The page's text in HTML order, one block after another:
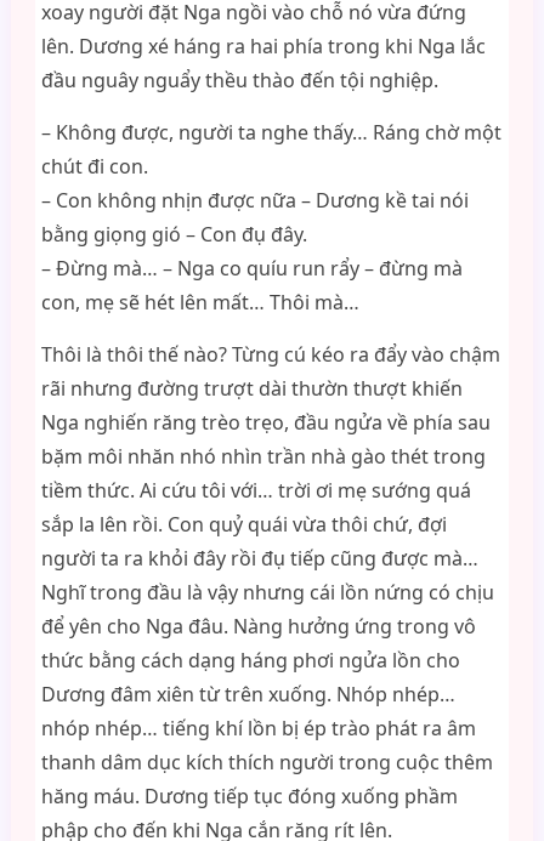
xoay người đặt Nga ngồi vào chỗ nó vừa đứng
lên. Dương xé háng ra hai phía trong khi Nga lắc
đầu nguây nguẩy thều thào đến tội nghiệp.
– Không được, người ta nghe thấy… Ráng chờ một
chút đi con.
– Con không nhịn được nữa – Dương kề tai nói
bằng giọng gió – Con đụ đây.
– Đừng mà… – Nga co quíu run rẩy – đừng mà
con, mẹ sẽ hét lên mất… Thôi mà…
Thôi là thôi thế nào? Từng cú kéo ra đẩy vào chậm
rãi nhưng đường trượt dài thườn thượt khiến
Nga nghiến răng trèo trẹo, đầu ngửa về phía sau
bặm môi nhăn nhó nhìn trần nhà gào thét trong
tiềm thức. Ai cứu tôi với… trời ơi mẹ sướng quá
sắp la lên rồi. Con quỷ quái vừa thôi chứ, đợi
người ta ra khỏi đây rồi đụ tiếp cũng được mà…
Nghĩ trong đầu là vậy nhưng cái lồn nứng có chịu
để yên cho Nga đâu. Nàng hưởng ứng trong vô
thức bằng cách dạng háng phơi ngửa lồn cho
Dương đâm xiên từ trên xuống. Nhóp nhép…
nhóp nhép… tiếng khí lồn bị ép trào phát ra âm
thanh dâm dục kích thích người trong cuộc thêm
hăng máu. Dương tiếp tục đóng xuống phầm
phập cho đến khi Nga cắn răng rít lên.